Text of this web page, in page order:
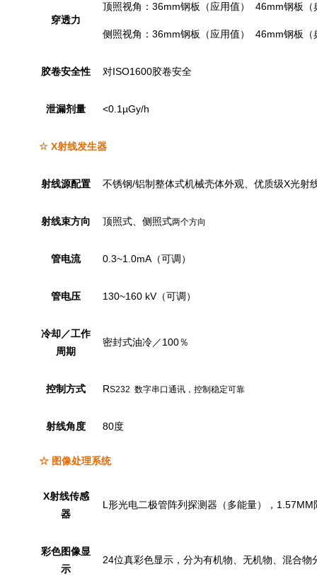
穿透力
顶照视角：36mm钢板（应用值） 46mm钢板（
侧照视角：36mm钢板（应用值） 46mm钢板（
胶卷安全性 对ISO1600胶卷安全
泄漏剂量 <0.1µGy/h
☆ X射线发生器
射线源配置 不锈钢/铝制整体式机械壳体外观、优质级X光射
射线束方向 顶照式、侧照式两个方向
管电流 0.3~1.0mA（可调）
管电压 130~160 kV（可调）
冷却／工作
周期
密封式油冷／100％
控制方式 RS232 数字串口通讯，控制稳定可靠
射线角度 80度
☆ 图像处理系统
X射线传感
器
L形光电二极管阵列探测器（多能量），
彩色图像显
示
24位真彩色显示，分为有机物、无机物、混合物